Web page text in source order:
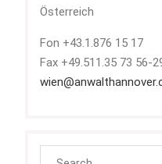
Österreich
Fon +43.1.876 15 17
Fax +49.511.35 73 56-